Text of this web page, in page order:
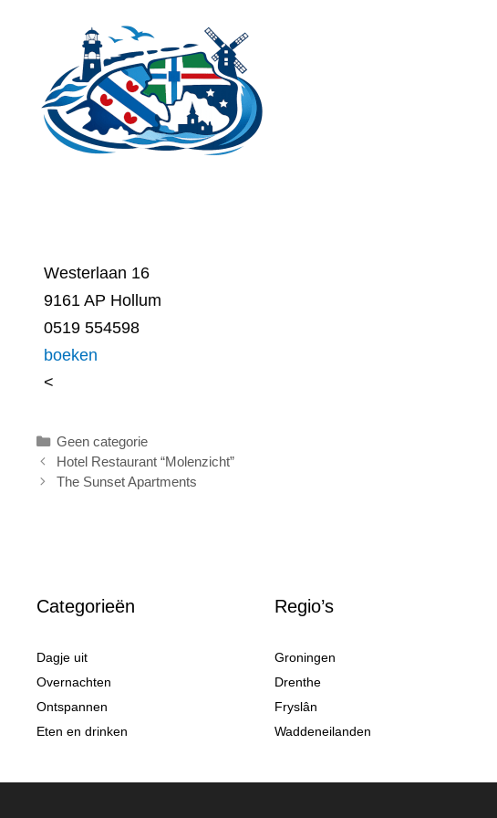
inhoud
Westerlaan 16
9161 AP Hollum
0519 554598
boeken
<
Categorieën
Geen categorie
Hotel Restaurant “Molenzicht”
The Sunset Apartments
Categorieën
Dagje uit
Overnachten
Ontspannen
Eten en drinken
Regio’s
Groningen
Drenthe
Fryslân
Waddeneilanden